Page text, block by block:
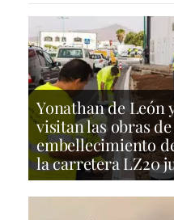
Yonathan de León
visitan las obras
embellecimiento
la carretera LZ20